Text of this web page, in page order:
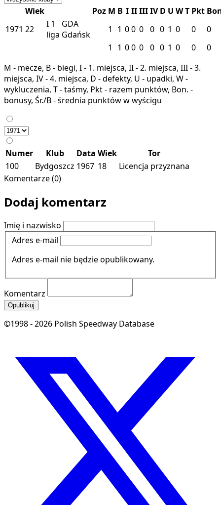
Wiek Poz M B I IIIIIIV D U WT Pkt
1971 22 I 1
liga
GDA
Gdańsk
1 1 00 0 0 0 1 0 0
0
1
1 00 0 0 0 1 0 0
0
M - mecze, B - biegi, I - 1. miejsca, II - 2. miejsca, III - 3.
miejsca, IV - 4. miejsca, D - defekty, U - upadki, W -
wykluczenia, T - taśmy, Pkt - razem punktów, Bon. -
bonusy, Śr./B - średnia punktów w wyścigu
Numer Klub Data Wiek
Tor
100
Bydgoszcz 1967 18
Licencja przyznana
Komentarze (0)
Dodaj komentarz
Imię i nazwisko
Adres e-mail
Adres e-mail nie będzie opublikowany.
Komentarz
Opublikuj
©1998 - 2026 Polish Speedway Database